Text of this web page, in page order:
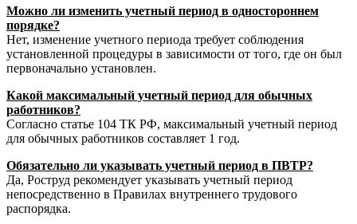
Можно ли изменить учетный период в одностороннем
порядке?
Нет, изменение учетного периода требует соблюдения
установленной процедуры в зависимости от того, где он был
первоначально установлен.
Какой максимальный учетный период для обычных
работников?
Согласно статье 104 ТК РФ, максимальный учетный период
для обычных работников составляет 1 год.
Обязательно ли указывать учетный период в ПВТР?
Да, Роструд рекомендует указывать учетный период
непосредственно в Правилах внутреннего трудового
распорядка.